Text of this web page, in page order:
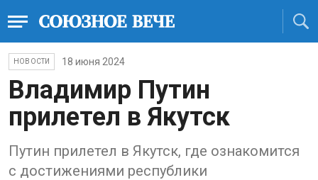
НОВОСТИ 18 июня 2024
Владимир Путин
прилетел в Якутск
Путин прилетел в Якутск, где ознакомится
с достижениями республики